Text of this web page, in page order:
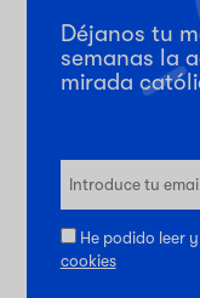
Déjanos tu
semanas la
mirada
He podido leer
cookies